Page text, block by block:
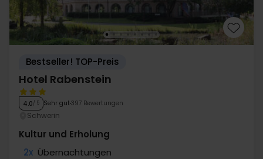
Bestseller! TOP-Preis
Hotel Rabenstein
4.0/ 5 Sehr gut 397 Bewertungen
Schwerin
Kultur und Erholung
2x Übernachtungen